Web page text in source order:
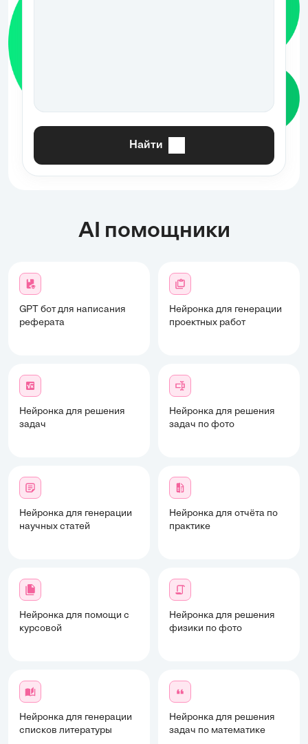
Найти
AI помощники
GPT бот для написания
реферата
Нейронка для генерации
проектных работ
Нейронка для решения
задач
Нейронка для решения
задач по фото
Нейронка для генерации
научных статей
Нейронка для отчёта по
практике
Нейронка для помощи с
курсовой
Нейронка для решения
физики по фото
Нейронка для генерации
списков литературы
Нейронка для решения
задач по математике